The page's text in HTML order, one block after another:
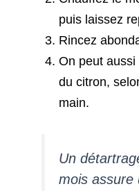
puis laissez
Rincez
On peut
du citron,
main.
Un
mois assure